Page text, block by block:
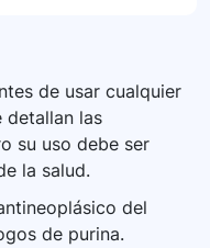
de tioguanina,
embarazada,
También,
medicamento
de salud.
de usar cualquier
detallan las
su uso debe ser
la salud.
del
de purina.